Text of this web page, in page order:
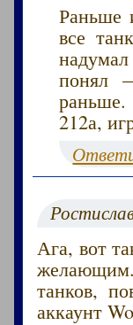
Раньше
все
понял
раньше.
212а,
Ага, вот
желающим.
танков,
аккаунт